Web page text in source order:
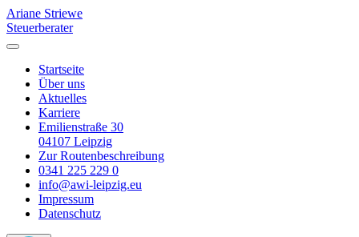
Ariane Striewe
Steuerberater
Startseite
Über uns
Aktuelles
Karriere
Emilienstraße 30
04107 Leipzig
Zur Routenbeschreibung
0341 225 229 0
info@awi-leipzig.eu
Impressum
Datenschutz